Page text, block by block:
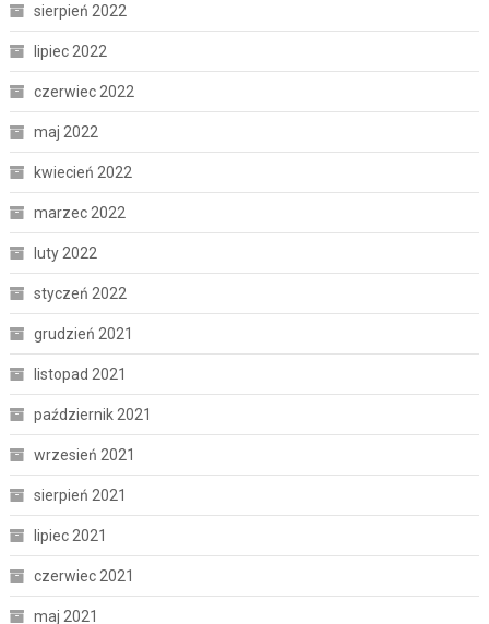
sierpień 2022
lipiec 2022
czerwiec 2022
maj 2022
kwiecień 2022
marzec 2022
luty 2022
styczeń 2022
grudzień 2021
listopad 2021
październik 2021
wrzesień 2021
sierpień 2021
lipiec 2021
czerwiec 2021
maj 2021